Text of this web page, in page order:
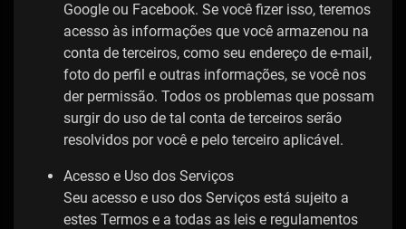
Google ou Facebook. Se você fizer isso, teremos
acesso às informações que você armazenou na
conta de terceiros, como seu endereço de e-mail,
foto do perfil e outras informações, se você nos
der permissão. Todos os problemas que possam
surgir do uso de tal conta de terceiros serão
resolvidos por você e pelo terceiro aplicável.
Acesso e Uso dos Serviços
Seu acesso e uso dos Serviços está sujeito a
estes Termos e a todas as leis e regulamentos